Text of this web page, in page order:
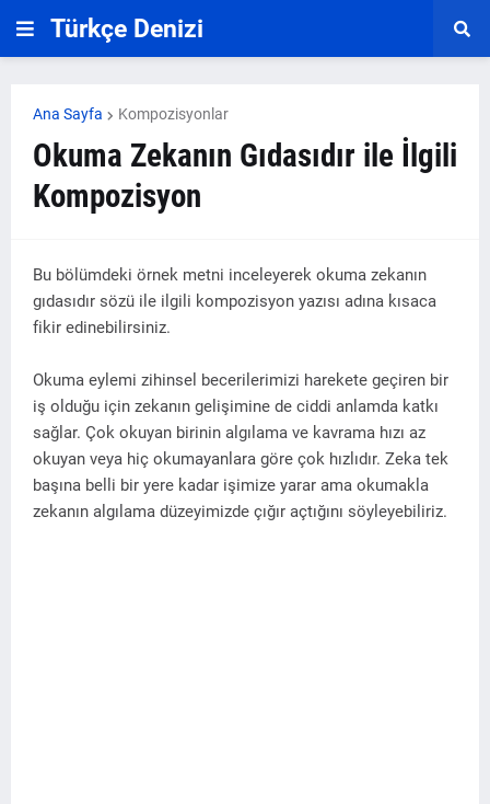
Türkçe Denizi
Ana Sayfa Kompozisyonlar
Okuma Zekanın Gıdasıdır ile İlgili
Kompozisyon
Bu bölümdeki örnek metni inceleyerek okuma zekanın
gıdasıdır sözü ile ilgili kompozisyon yazısı adına kısaca
fikir edinebilirsiniz.
Okuma eylemi zihinsel becerilerimizi harekete geçiren bir
iş olduğu için zekanın gelişimine de ciddi anlamda katkı
sağlar. Çok okuyan birinin algılama ve kavrama hızı az
okuyan veya hiç okumayanlara göre çok hızlıdır. Zeka tek
başına belli bir yere kadar işimize yarar ama okumakla
zekanın algılama düzeyimizde çığır açtığını söyleyebiliriz.